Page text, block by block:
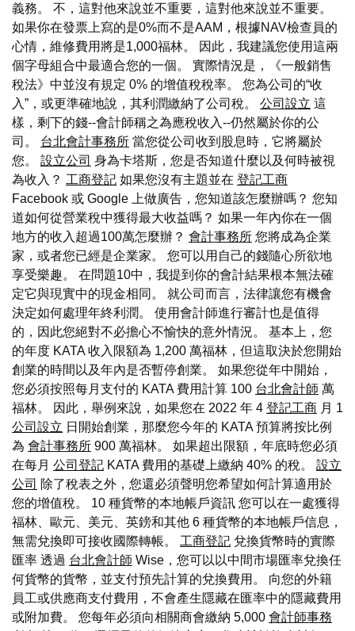
義務。 不，這對他來說並不重要，這對他來說並不重要。
如果你在發票上寫的是0%而不是AAM，根據NAV檢查員的
心情，維修費用將是1,000福林。 因此，我建議您使用這兩
個字母組合中最適合您的一個。 實際情況是，《一般銷售
稅法》中並沒有規定 0% 的增值稅稅率。 您為公司的“收
入”，或更準確地說，其利潤繳納了公司稅。 公司設立 這
樣，剩下的錢--會計師稱之為應稅收入--仍然屬於你的公
司。 台北會計事務所 當您從公司收到股息時，它將屬於
您。 設立公司 身為卡塔斯，您是否知道什麼以及何時被視
為收入？ 工商登記 如果您沒有主題並在 登記工商
Facebook 或 Google 上做廣告，您知道該怎麼辦嗎？ 您知
道如何從營業稅中獲得最大收益嗎？ 如果一年內你在一個
地方的收入超過100萬怎麼辦？ 會計事務所 您將成為企業
家，或者您已經是企業家。 您可以用自己的錢隨心所欲地
享受樂趣。 在問題10中，我提到你的會計結果根本無法確
定它與現實中的現金相同。 就公司而言，法律讓您有機會
決定如何處理年終利潤。 使用會計師進行審計也是值得
的，因此您絕對不必擔心不愉快的意外情況。 基本上，您
的年度 KATA 收入限額為 1,200 萬福林，但這取決於您開始
創業的時間以及年內是否暫停創業。 如果您從年中開始，
您必須按照每月支付的 KATA 費用計算 100 台北會計師 萬
福林。 因此，舉例來說，如果您在 2022 年 4 登記工商 月 1
公司設立 日開始創業，那麼您今年的 KATA 預算將按比例
為 會計事務所 900 萬福林。 如果超出限額，年底時您必須
在每月 公司登記 KATA 費用的基礎上繳納 40% 的稅。 設立
公司 除了稅表之外，您還必須聲明您希望如何計算適用於
您的增值稅。 10 種貨幣的本地帳戶資訊 您可以在一處獲得
福林、歐元、美元、英鎊和其他 6 種貨幣的本地帳戶信息，
無需兌換即可接收國際轉帳。 工商登記 兌換貨幣時的實際
匯率 透過 台北會計師 Wise，您可以以中間市場匯率兌換任
何貨幣的貨幣，並支付預先計算的兌換費用。 向您的外籍
員工或供應商支付費用，不會產生隱藏在匯率中的隱藏費用
或附加費。 您每年必須向相關商會繳納 5,000 會計師事務